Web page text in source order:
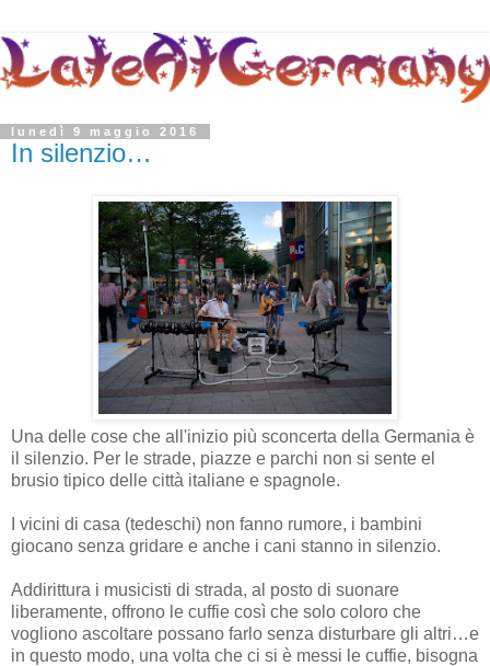
lunedì 9 maggio 2016
In silenzio…
Una delle cose che all'inizio più sconcerta della Germania è
il silenzio. Per le strade, piazze e parchi non si sente el
brusio tipico delle città italiane e spagnole.
I vicini di casa (tedeschi) non fanno rumore, i bambini
giocano senza gridare e anche i cani stanno in silenzio.
Addirittura i musicisti di strada, al posto di suonare
liberamente, offrono le cuffie così che solo coloro che
vogliono ascoltare possano farlo senza disturbare gli altri…e
in questo modo, una volta che ci si è messi le cuffie, bisogna